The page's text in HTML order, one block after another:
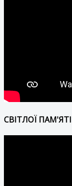
СВІТЛОЇ